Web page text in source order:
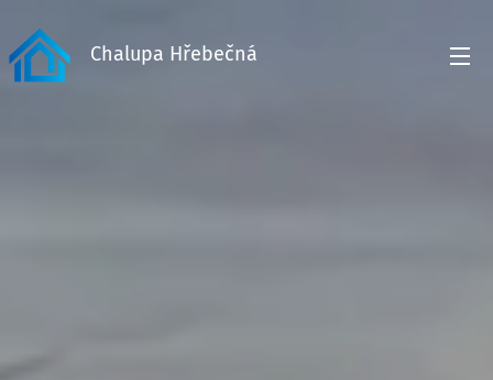
Chalupa Hřebečná